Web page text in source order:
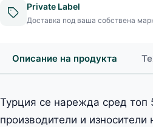
Private Label
Доставка под ваша собствена
Описание на продукта
Турция се нарежда сред топ
производители и